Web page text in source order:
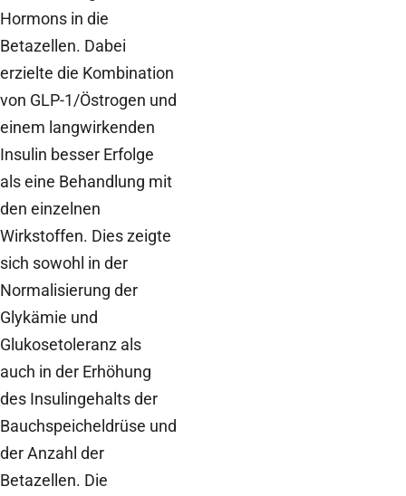
Hormons in die
Betazellen. Dabei
erzielte die Kombination
von GLP-1/Östrogen und
einem langwirkenden
Insulin besser Erfolge
als eine Behandlung mit
den einzelnen
Wirkstoffen. Dies zeigte
sich sowohl in der
Normalisierung der
Glykämie und
Glukosetoleranz als
auch in der Erhöhung
des Insulingehalts der
Bauchspeicheldrüse und
der Anzahl der
Betazellen. Die